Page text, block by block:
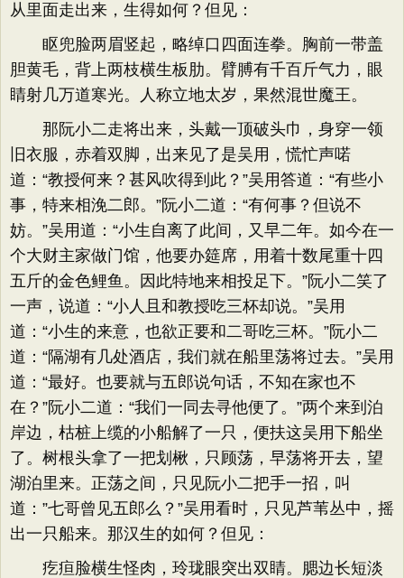
从里面走出来，生得如何？但见：
眍兜脸两眉竖起，略绰口四面连拳。胸前一带盖
胆黄毛，背上两枝横生板肋。臂膊有千百斤气力，眼
睛射几万道寒光。人称立地太岁，果然混世魔王。
那阮小二走将出来，头戴一顶破头巾，身穿一领
旧衣服，赤着双脚，出来见了是吴用，慌忙声喏
道：“教授何来？甚风吹得到此？”吴用答道：“有些小
事，特来相浼二郎。”阮小二道：“有何事？但说不
妨。”吴用道：“小生自离了此间，又早二年。如今在一
个大财主家做门馆，他要办筵席，用着十数尾重十四
五斤的金色鲤鱼。因此特地来相投足下。”阮小二笑了
一声，说道：“小人且和教授吃三杯却说。”吴用
道：“小生的来意，也欲正要和二哥吃三杯。”阮小二
道：“隔湖有几处酒店，我们就在船里荡将过去。”吴用
道：“最好。也要就与五郎说句话，不知在家也不
在？”阮小二道：“我们一同去寻他便了。”两个来到泊
岸边，枯桩上缆的小船解了一只，便扶这吴用下船坐
了。树根头拿了一把划楸，只顾荡，早荡将开去，望
湖泊里来。正荡之间，只见阮小二把手一招，叫
道：”七哥曾见五郎么？”吴用看时，只见芦苇丛中，摇
出一只船来。那汉生的如何？但见：
疙疸脸横生怪肉，玲珑眼突出双睛。腮边长短淡